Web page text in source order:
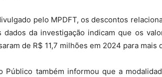
pelo MPDFT, os descontos
dados da investigação indicam que os
de R$ 11,7 milhões em 2024 para
Público também informou que a